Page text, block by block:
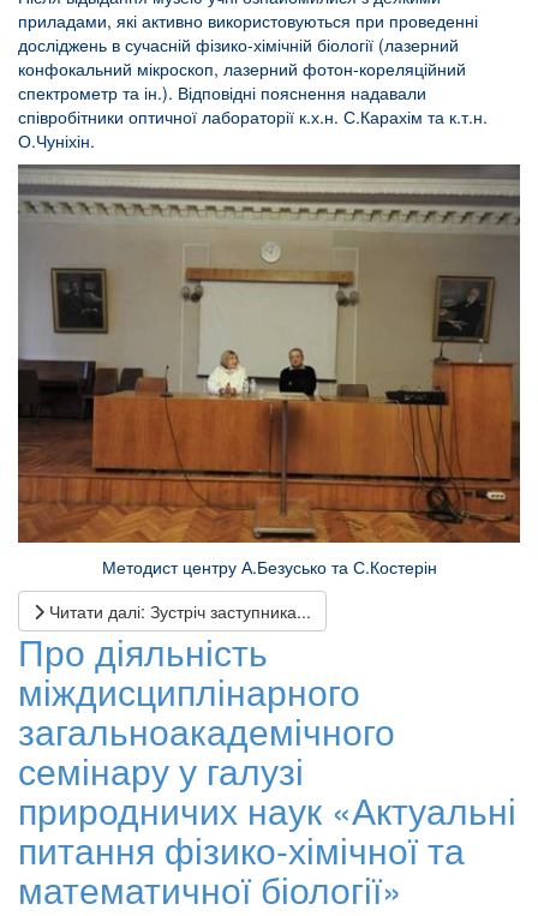
приладами, які активно використовуються при проведенні
досліджень в сучасній фізико-хімічній біології (лазерний
конфокальний мікроскоп, лазерний фотон-кореляційний
спектрометр та ін.). Відповідні пояснення надавали
співробітники оптичної лабораторії к.х.н. С.Карахім та к.т.н.
О.Чуніхін.
Методист центру А.Безусько та С.Костерін
Читати далі: Зустріч заступника...
Про діяльність
міждисциплінарного
загальноакадемічного
семінару у галузі
природничих наук «Актуальні
питання фізико-хімічної та
математичної біології»